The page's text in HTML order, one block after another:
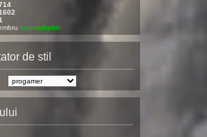
fatimathahir
de stil